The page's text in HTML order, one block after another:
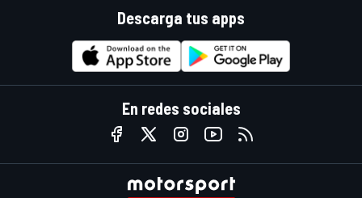
Descarga tus apps
En redes sociales